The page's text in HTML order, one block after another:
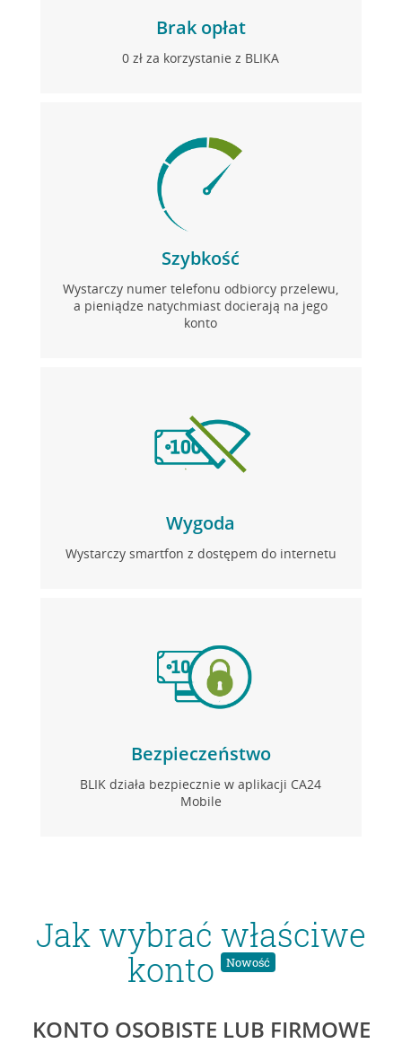
Brak opłat
0 zł za korzystanie z BLIKA
Szybkość
Wystarczy numer telefonu odbiorcy przelewu,
a pieniądze natychmiast docierają na jego
konto
Wygoda
Wystarczy smartfon z dostępem do internetu
Bezpieczeństwo
BLIK działa bezpiecznie w aplikacji CA24
Mobile
Jak wybrać właściwe
konto
Nowość
KONTO OSOBISTE LUB FIRMOWE